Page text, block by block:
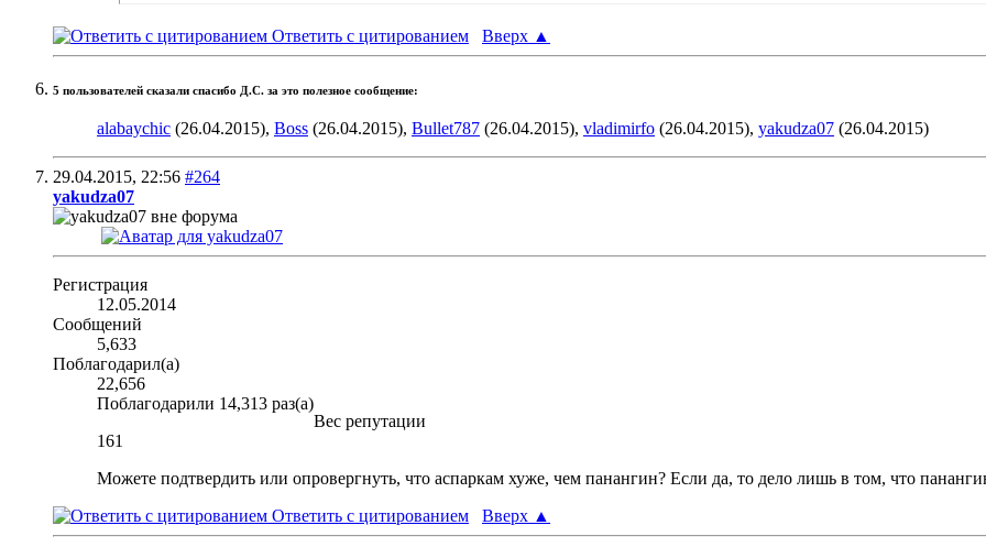
Ответить с цитированием Вверх ▲
5 пользователей сказали cпасибо Д.С. за это полезное сообщение:
alabaychic (26.04.2015), Boss (26.04.2015), Bullet787 (26.04.2015), vladimirfo (26.04.2015), yakudza07 (26.04.2015)
29.04.2015, 22:56 #264
yakudza07
Регистрация
12.05.2014
Сообщений
5,633
Поблагодарил(а)
22,656
Поблагодарили 14,313 раз(а)
Вес репутации
161
Можете подтвердить или опровергнуть, что аспаркам хуже, чем панангин? Если да, то дело лишь в том, что
Ответить с цитированием
Вверх ▲